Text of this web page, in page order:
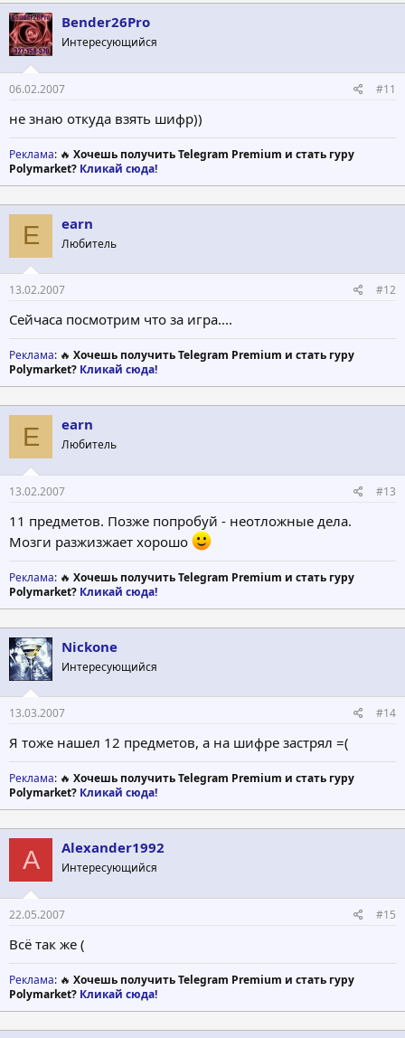
Bender26Pro
Интересующийся
06.02.2007 #11
не знаю откуда взять шифр))
Реклама: 🔥 Хочешь получить Telegram Premium и стать гуру
Polymarket? Кликай сюда!
E earn
Любитель
13.02.2007 #12
Сейчаса посмотрим что за игра....
Реклама: 🔥 Хочешь получить Telegram Premium и стать гуру
Polymarket? Кликай сюда!
E earn
Любитель
13.02.2007 #13
11 предметов. Позже попробуй - неотложные дела.
Мозги разжизжает хорошо
Реклама: 🔥 Хочешь получить Telegram Premium и стать гуру
Polymarket? Кликай сюда!
Nickone
Интересующийся
13.03.2007 #14
Я тоже нашел 12 предметов, а на шифре застрял =(
Реклама: 🔥 Хочешь получить Telegram Premium и стать гуру
Polymarket? Кликай сюда!
A Alexander1992
Интересующийся
22.05.2007 #15
Всё так же (
Реклама: 🔥 Хочешь получить Telegram Premium и стать гуру
Polymarket? Кликай сюда!